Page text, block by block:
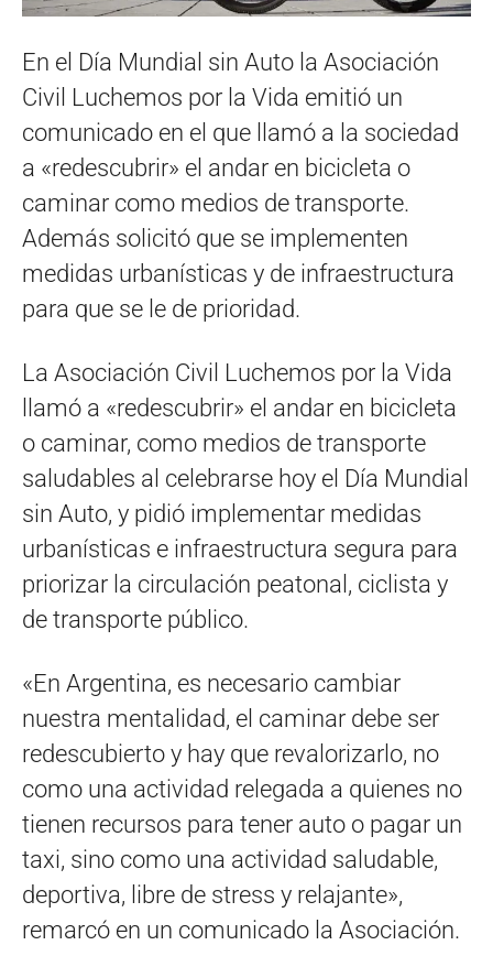
En el Día Mundial sin Auto la Asociación
Civil Luchemos por la Vida emitió un
comunicado en el que llamó a la sociedad
a «redescubrir» el andar en bicicleta o
caminar como medios de transporte.
Además solicitó que se implementen
medidas urbanísticas y de infraestructura
para que se le de prioridad.
La Asociación Civil Luchemos por la Vida
llamó a «redescubrir» el andar en bicicleta
o caminar, como medios de transporte
saludables al celebrarse hoy el Día Mundial
sin Auto, y pidió implementar medidas
urbanísticas e infraestructura segura para
priorizar la circulación peatonal, ciclista y
de transporte público.
«En Argentina, es necesario cambiar
nuestra mentalidad, el caminar debe ser
redescubierto y hay que revalorizarlo, no
como una actividad relegada a quienes no
tienen recursos para tener auto o pagar un
taxi, sino como una actividad saludable,
deportiva, libre de stress y relajante»,
remarcó en un comunicado la Asociación.